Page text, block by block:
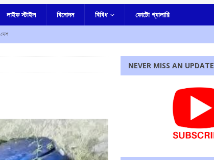
লাইফ স্টাইল বিনোদন বিবিধ ফোটো গ্যালারি
অবস্থান বিক্ষোভ
আমার বাংলা
উত্তেজনা ডোমজুর এলাকায়.. বাংলা
NEVER MISS AN UPDATE